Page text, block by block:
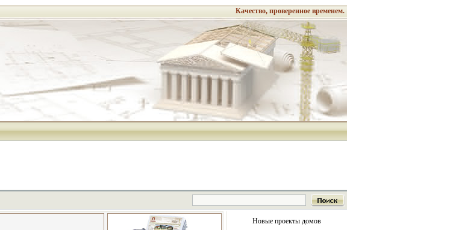
Качество, проверенное временем.
Новые проекты домов